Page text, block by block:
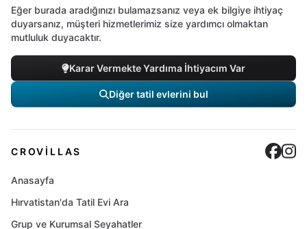
Eğer burada aradığınızı bulamazsanız veya ek bilgiye ihtiyaç
duyarsanız, müşteri hizmetlerimiz size yardımcı olmaktan
mutluluk duyacaktır.
Karar Vermekte Yardıma İhtiyacım Var
Diğer tatil evlerini bul
CROVILLAS
Anasayfa
Hırvatistan'da Tatil Evi Ara
Grup ve Kurumsal Seyahatler